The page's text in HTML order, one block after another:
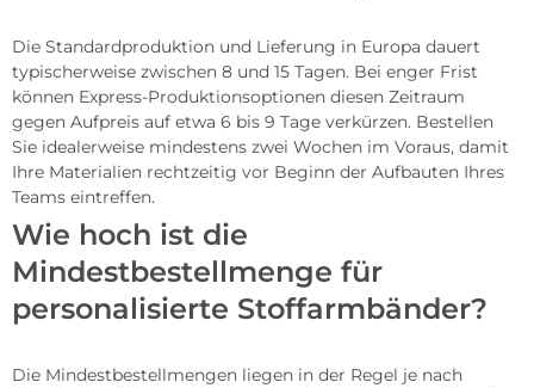
Die Standardproduktion und Lieferung in Europa dauert
typischerweise zwischen 8 und 15 Tagen. Bei enger Frist
können Express-Produktionsoptionen diesen Zeitraum
gegen Aufpreis auf etwa 6 bis 9 Tage verkürzen. Bestellen
Sie idealerweise mindestens zwei Wochen im Voraus, damit
Ihre Materialien rechtzeitig vor Beginn der Aufbauten Ihres
Teams eintreffen.
Wie hoch ist die
Mindestbestellmenge für
personalisierte Stoffarmbänder?
Die Mindestbestellmengen liegen in der Regel je nach